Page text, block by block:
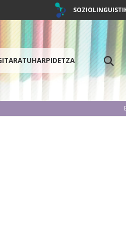
HARPIDETZA